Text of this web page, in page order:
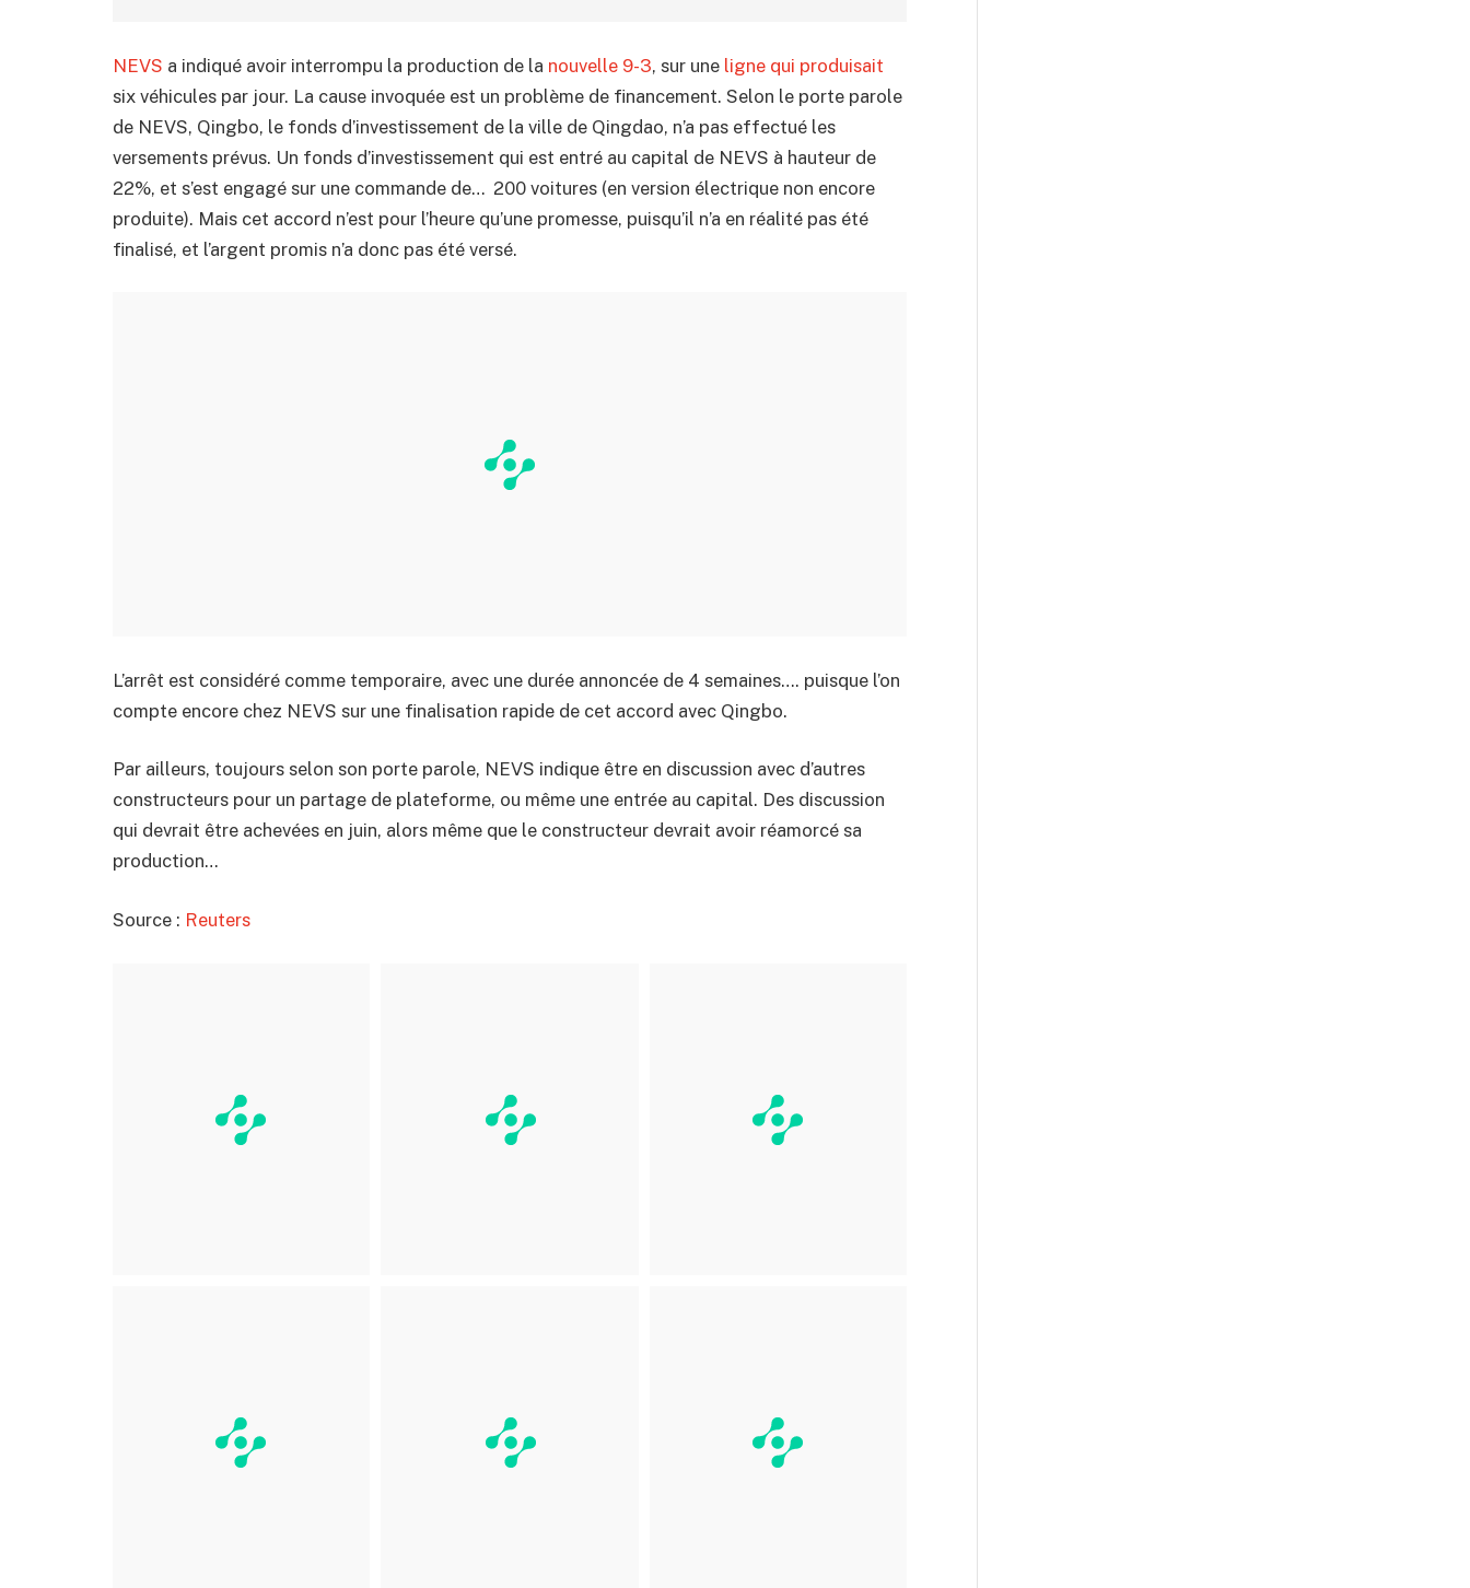
NEVS a indiqué avoir interrompu la production de la nouvelle 9-3, sur une ligne qui produisait
six véhicules par jour. La cause invoquée est un problème de financement. Selon le porte parole
de NEVS, Qingbo, le fonds d’investissement de la ville de Qingdao, n’a pas effectué les
versements prévus. Un fonds d’investissement qui est entré au capital de NEVS à hauteur de
22%, et s’est engagé sur une commande de… 200 voitures (en version électrique non encore
produite). Mais cet accord n’est pour l’heure qu’une promesse, puisqu’il n’a en réalité pas été
finalisé, et l’argent promis n’a donc pas été versé.
L’arrêt est considéré comme temporaire, avec une durée annoncée de 4 semaines…. puisque l’on
compte encore chez NEVS sur une finalisation rapide de cet accord avec Qingbo.
Par ailleurs, toujours selon son porte parole, NEVS indique être en discussion avec d’autres
constructeurs pour un partage de plateforme, ou même une entrée au capital. Des discussion
qui devrait être achevées en juin, alors même que le constructeur devrait avoir réamorcé sa
production…
Source : Reuters